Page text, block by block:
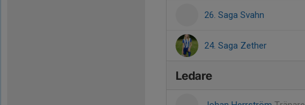
26. Saga Svahn
24. Saga Zether
Ledare